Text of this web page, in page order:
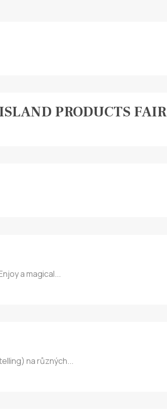
PRODUCTS FAIR
a magical...
na různých...